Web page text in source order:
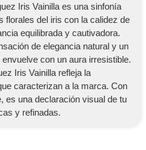
Iris Vainilla es una sinfonía
florales del iris con la calidez de
equilibrada y cautivadora.
de elegancia natural y un
con un aura irresistible.
Iris Vainilla refleja la
caracterizan a la marca. Con
es una declaración visual de tu
y refinadas.